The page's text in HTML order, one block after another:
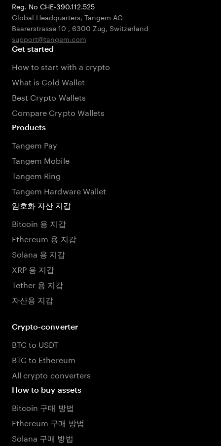
Reg. No CHE-390.112.525
Global Headquarters, Tangem AG
Baarerstrasse 10 , 6300 Zug, Switzerland
support@tangem.com
Get started
How to start with a crypto
What is Cold Wallet
Best Crypto Wallets
Compare Crypto Wallets
Products
Tangem Pay
Tangem Mobile
Tangem Ring
Tangem Hardware Wallet
암호화 자산 지갑
Bitcoin 용 지갑
Ethereum 용 지갑
Solana 용 지갑
XRP 용 지갑
Tether 용 지갑
자산용 지갑
Crypto-converter
BTC to USDT
BTC to Ethereum
All crypto converters
How to buy assets
Bitcoin 구매 방법
Ethereum 구매 방법
Solana 구매 방법